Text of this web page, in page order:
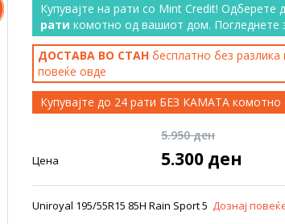
Купувајте на рати со Mint Credit! Одберете
рати комотно од вашиот дом. Погледнете
ДОСТАВА ВО СТАН бесплатно без разлика
повеќе овде
Купувајте до 24 рати БЕЗ КАМАТА
5.950 ден
Цена 5.300 ден
Uniroyal 195/55R15 85H Rain Sport 5 Дознај